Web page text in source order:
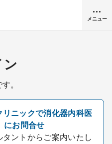
メニュー
ン
。
ニックで消化器内科医
お問合せ
ントからご案内いたし